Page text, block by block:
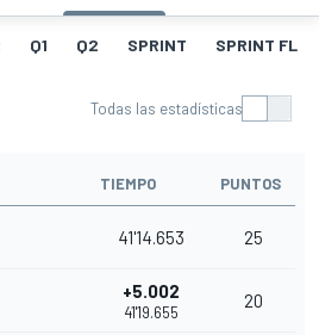
Q1 Q2 SPRINT SPRINT FL
Todas las estadísticas
TIEMPO PUNTOS
41'14.653 25
+5.002
41'19.655
20